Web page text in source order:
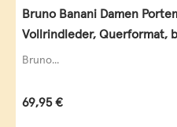
Bruno Banani Damen
Vollrindleder, Querformat,
Bruno...
Regulärer Preis:
69,95 €